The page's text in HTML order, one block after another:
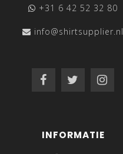
+31 6 42 52 32 80
info@shirtsupplier.nl
INFORMATIE